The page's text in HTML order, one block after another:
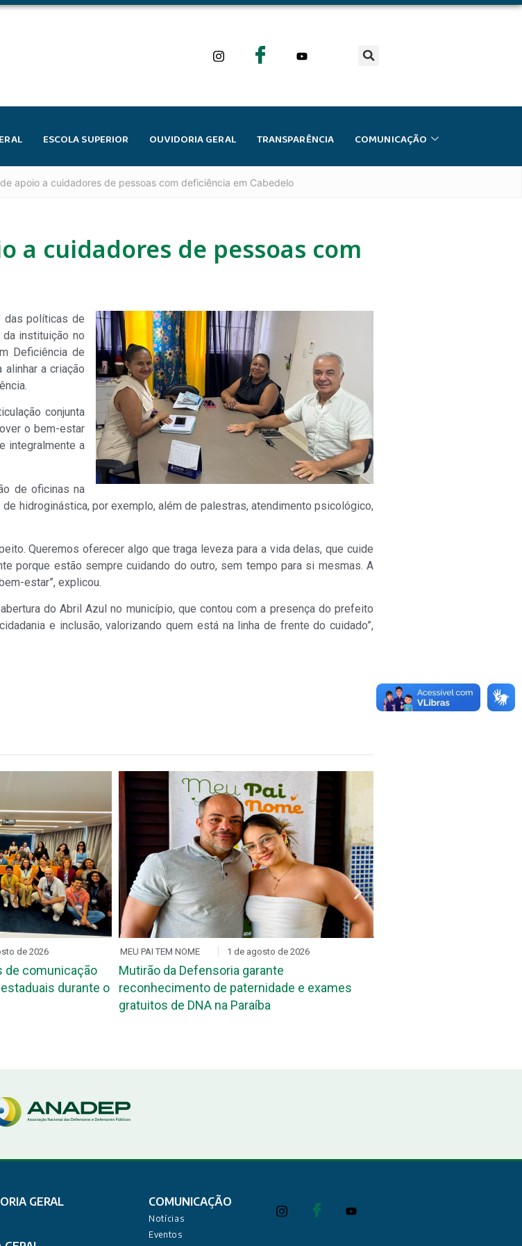
ESCOLA SUPERIOR OUVIDORIA GERAL TRANSPARÊNCIA COMUNICAÇÃO
apoio a cuidadores de pessoas com deficiência em Cabedelo
a cuidadores de pessoas com
das políticas de
instituição no
Deficiência de
a criação
conjunta
o bem-estar
integralmente a
de oficinas na
hidroginástica, por exemplo, além de palestras, atendimento psicológico,
Queremos oferecer algo que traga leveza para a vida delas, que cuide
porque estão sempre cuidando do outro, sem tempo para si mesmas. A
estar”, explicou.
do Abril Azul no município, que contou com a presença do prefeito
e inclusão, valorizando quem está na linha de frente do cuidado”,
de 2026
de comunicação
durante o
MEU PAI TEM NOME 1 de agosto de 2026
Mutirão da Defensoria garante
reconhecimento de paternidade e exames
gratuitos de DNA na Paraíba
GERAL COMUNICAÇÃO
Notícias
Eventos